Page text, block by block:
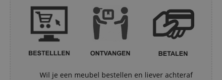
Wil je een meubel bestellen en liever achteraf